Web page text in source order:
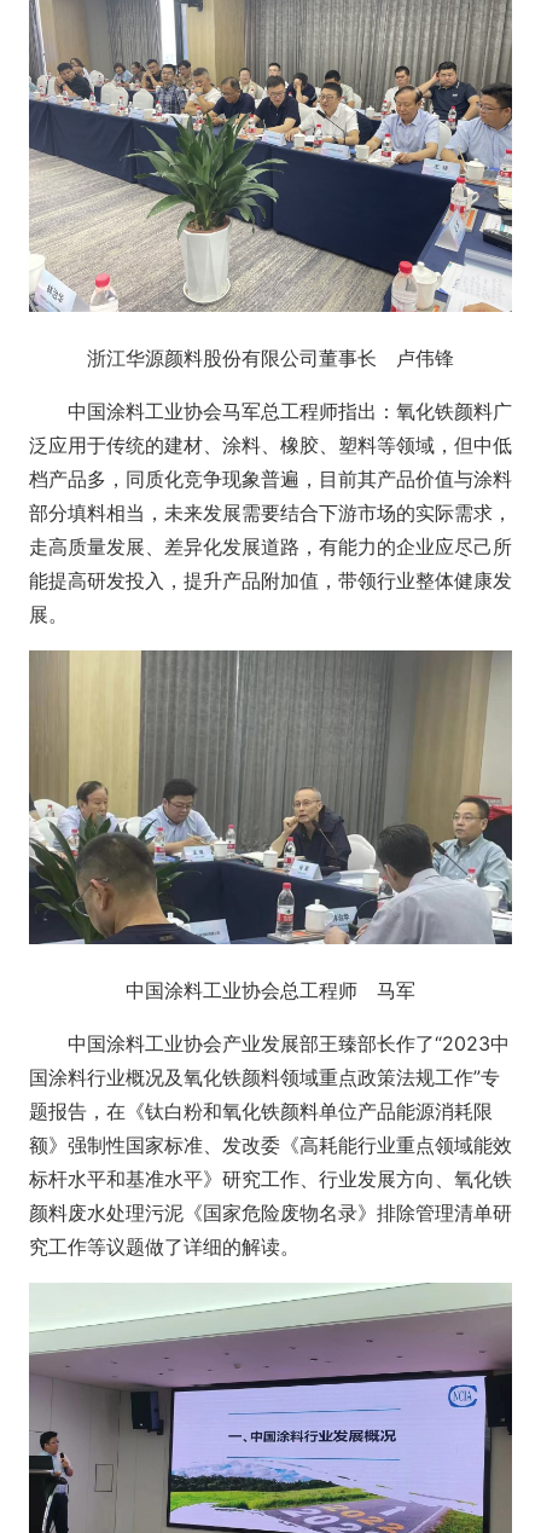
浙江华源颜料股份有限公司董事长 卢伟锋
中国涂料工业协会马军总工程师指出：氧化铁颜料广
泛应用于传统的建材、涂料、橡胶、塑料等领域，但中低
档产品多，同质化竞争现象普遍，目前其产品价值与涂料
部分填料相当，未来发展需要结合下游市场的实际需求，
走高质量发展、差异化发展道路，有能力的企业应尽己所
能提高研发投入，提升产品附加值，带领行业整体健康发
展。
中国涂料工业协会总工程师 马军
中国涂料工业协会产业发展部王臻部长作了“2023中
国涂料行业概况及氧化铁颜料领域重点政策法规工作”专
题报告，在《钛白粉和氧化铁颜料单位产品能源消耗限
额》强制性国家标准、发改委《高耗能行业重点领域能效
标杆水平和基准水平》研究工作、行业发展方向、氧化铁
颜料废水处理污泥《国家危险废物名录》排除管理清单研
究工作等议题做了详细的解读。